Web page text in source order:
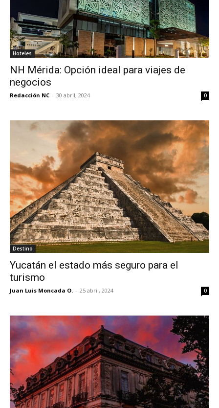
Hoteles
NH Mérida: Opción ideal para viajes de
negocios
Redacción NC - 30 abril, 2024 0
Destino
Yucatán el estado más seguro para el
turismo
Juan Luis Moncada O. - 25 abril, 2024 0